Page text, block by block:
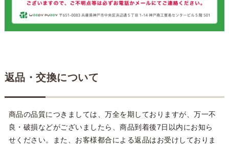
返品・交換について
商品の品質につきましては、万全を期しておりますが、万一不
良・破損などがございましたら、商品到着後7日以内にお知ら
せください。また、お客様都合による返品はお受けしておりま